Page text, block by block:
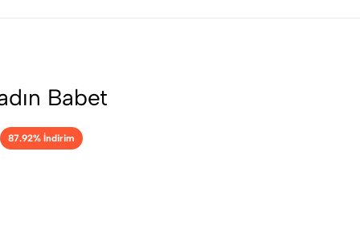
Babet
87.92% İndirim